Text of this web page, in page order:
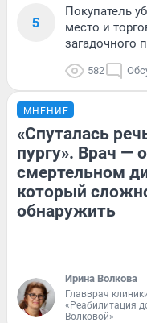
5
Покупатель
место и
загадочного
582
МНЕНИЕ
«Спуталась
пургу». Врач — о
смертельном
который
обнаружить
Ирина Волкова
Главврач
«Реабилитация
Волковой»